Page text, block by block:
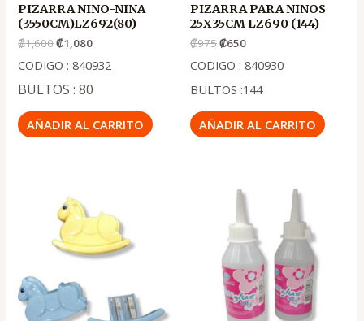
PIZARRA NINO-NINA
(3550CM)LZ692(80)
₡1,600₡1,080
CODIGO : 840932
BULTOS : 80
AÑADIR AL CARRITO
PIZARRA PARA NINOS
25X35CM LZ690 (144)
₡975₡650
CODIGO : 840930
BULTOS :144
AÑADIR AL CARRITO
original
era:
₡250
actual
es:
.
₡175